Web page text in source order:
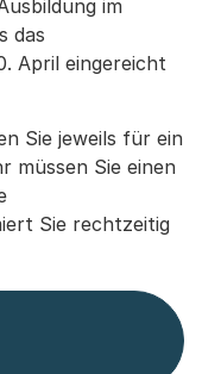
im
das
April eingereicht
Sie jeweils für ein
müssen Sie einen
Sie rechtzeitig